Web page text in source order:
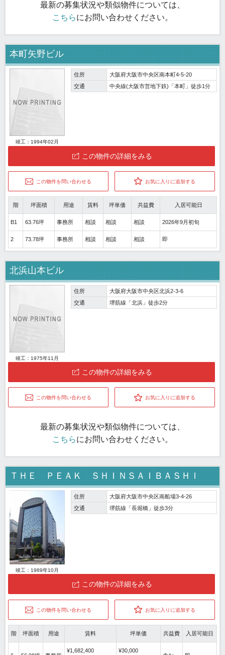
最新の募集状況や類似物件については、
こちらにお問い合わせください。
本町矢野ビル
竣工：1994年02月
住所
大阪府大阪市中央区南本町4-5-20
交通
中央線(大阪市営地下鉄)「本町」徒歩1分
この物件の詳細をみる
この物件を問い合わせる お気に入りに追加する
階 坪面積 用途 賃料 坪単価 共益費 入居可能日
B1 63.76坪 事務所 相談 相談 相談 2026年9月初旬
2 73.78坪 事務所 相談 相談 相談 即
北浜山本ビル
竣工：1975年11月
住所
大阪府大阪市中央区北浜2-3-6
交通
堺筋線「北浜」徒歩2分
この物件の詳細をみる
この物件を問い合わせる お気に入りに追加する
最新の募集状況や類似物件については、
こちらにお問い合わせください。
ＴＨＥ ＰＥＡＫ ＳＨＩＮＳＡＩＢＡＳＨＩ
竣工：1989年10月
住所
大阪府大阪市中央区南船場3-4-26
交通
堺筋線「長堀橋」徒歩3分
この物件の詳細をみる
この物件を問い合わせる お気に入りに追加する
階 坪面積 用途 賃料 坪単価 共益費 入居可能日
¥1,682,400 ¥30,000